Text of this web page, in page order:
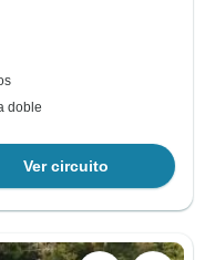
doble
Ver circuito